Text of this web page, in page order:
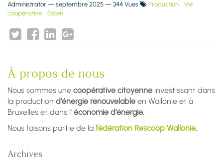
Administrator — septembre 2025 — 344 Vues Production
Vie
coopérative
Éolien
À propos de nous
Nous sommes une coopérative citoyenne investissant dans
la production d'énergie renouvelable en Wallonie et à
Bruxelles et dans l' économie d'énergie.
Nous faisons partie de la fédération Rescoop Wallonie.
Archives